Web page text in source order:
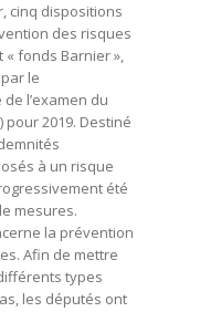
cinq dispositions
des risques
« fonds Barnier »,
le
l’examen du
pour 2019. Destiné
à un risque
été
mesures.
la prévention
Afin de mettre
types
les députés ont